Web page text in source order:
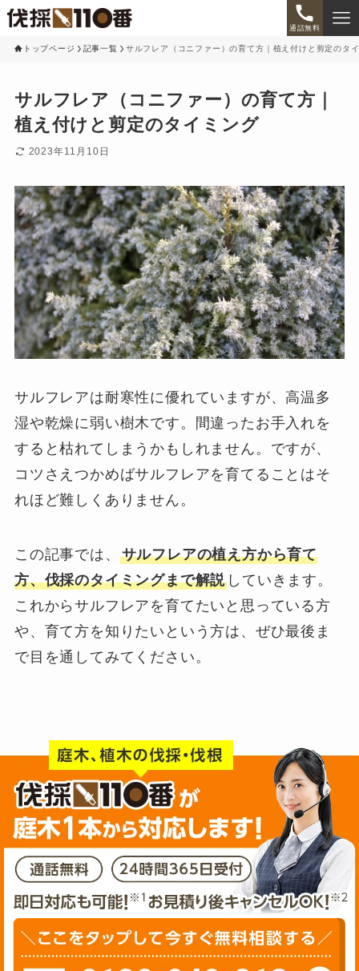
通話無料
トップページ 記事一覧 サルフレア（コニファー）の育て方｜植え付けと剪定のタ
サルフレア（コニファー）の育て方｜
植え付けと剪定のタイミング
2023年11月10日
サルフレアは耐寒性に優れていますが、高温多
湿や乾燥に弱い樹木です。間違ったお手入れを
すると枯れてしまうかもしれません。ですが、
コツさえつかめばサルフレアを育てることはそ
れほど難しくありません。
この記事では、 サルフレアの植え方から育て
方、伐採のタイミングまで解説 していきます。
これからサルフレアを育てたいと思っている方
や、育て方を知りたいという方は、ぜひ最後ま
で目を通してみてください。